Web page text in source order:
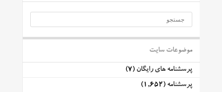
موضوعات سایت
پرسشنامه های رایگان (7)
پرسشنامه (1,652)